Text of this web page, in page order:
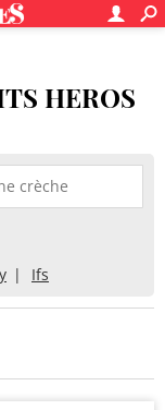
HEROS
Ifs